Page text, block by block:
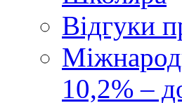
Відгуки
10,2% –